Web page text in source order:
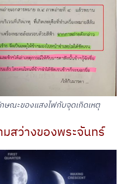
ษณะของแสงไฟกับจุดเกิดเหตุ
มสว่างของพระจันทร์